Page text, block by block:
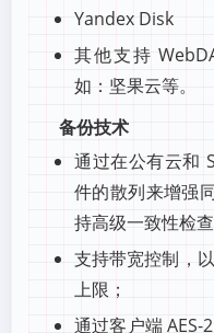
Yandex Disk
其他支持
如：坚果云等。
备份技术
通过在公有云和
件的散列来增强
持高级一致性检查
支持带宽控制，
上限；
通过客户端 AES-